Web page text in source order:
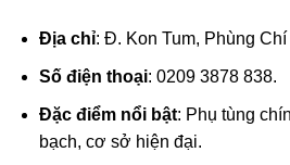
Địa chỉ: Đ. Kon Tum, Phùng
Số điện thoại: 0209 3878 838.
Đặc điểm nổi bật: Phụ tùng
bạch, cơ sở hiện đại.